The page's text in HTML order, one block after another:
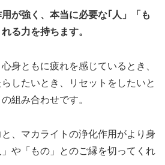
が強く、本当に必要な｢人」「も
る力を持ちます。
身ともに疲れを感じているとき、
したいとき、リセットをしたいと
組み合わせです。
、マカライトの浄化作用がより身
や「もの」とのご縁を切ってくれ